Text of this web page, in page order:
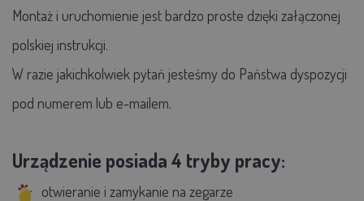
Montaż i uruchomienie jest bardzo proste dzięki załączonej
polskiej instrukcji.
W razie jakichkolwiek pytań jesteśmy do Państwa dyspozycji
pod numerem lub e-mailem.
Urządzenie posiada 4 tryby pracy:
otwieranie i zamykanie na zegarze